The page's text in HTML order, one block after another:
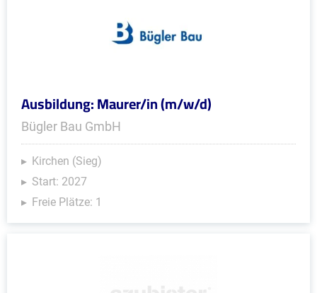
Ausbildung: Maurer/in (m/w/d)
Bügler Bau GmbH
Kirchen (Sieg)
Start: 2027
Freie Plätze: 1